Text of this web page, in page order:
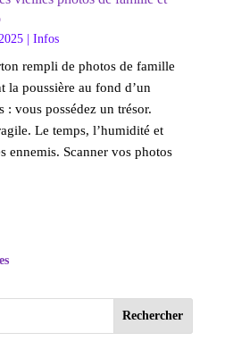
| Infos
rempli de photos de famille
la poussière au fond d’un
: vous possédez un trésor.
Le temps, l’humidité et
ennemis. Scanner vos photos
Rechercher